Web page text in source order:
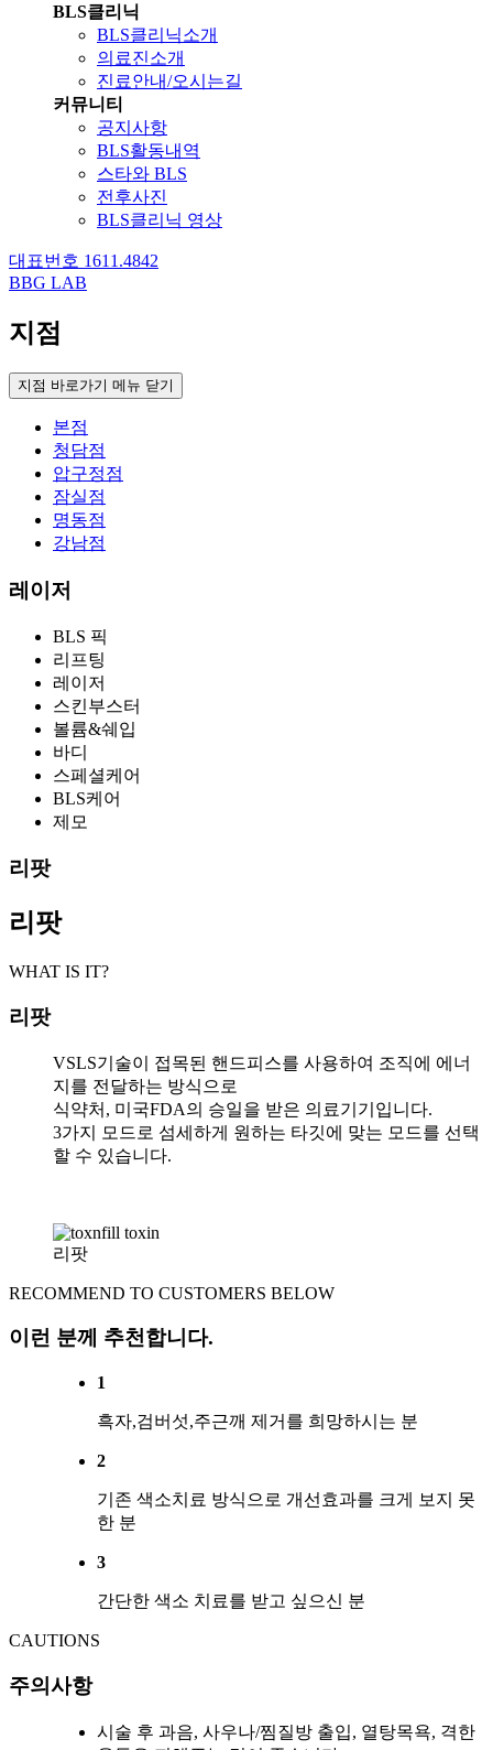
BLS클리닉
BLS클리닉소개
의료진소개
진료안내/오시는길
커뮤니티
공지사항
BLS활동내역
스타와 BLS
전후사진
BLS클리닉 영상
대표번호 1611.4842
BBG LAB
지점
지점 바로가기 메뉴 닫기
본점
청담점
압구정점
잠실점
명동점
강남점
레이저
BLS 픽
리프팅
레이저
스킨부스터
볼륨&쉐입
바디
스페셜케어
BLS케어
제모
리팟
리팟
WHAT IS IT?
리팟
VSLS기술이 접목된 핸드피스를 사용하여 조직에 에너
지를 전달하는 방식으로
식약처, 미국FDA의 승일을 받은 의료기기입니다.
3가지 모드로 섬세하게 원하는 타깃에 맞는 모드를 선택
할 수 있습니다.
리팟
RECOMMEND TO CUSTOMERS BELOW
이런 분께 추천합니다.
1
흑자,검버섯,주근깨 제거를 희망하시는 분
2
기존 색소치료 방식으로 개선효과를 크게 보지 못
한 분
3
간단한 색소 치료를 받고 싶으신 분
CAUTIONS
주의사항
시술 후 과음, 사우나/찜질방 출입, 열탕목욕, 격한